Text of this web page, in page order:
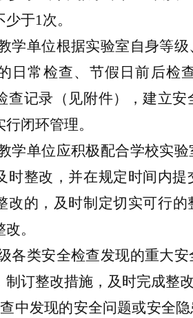
于1次。
学单位根据实验室自身等级
日常检查、节假日前 后检
查记录 （ 见附件）
，建立
行闭环管理。
学单位应积极配合学校实
时整改，并在规定时间内提
改的， 及时制定切实可行的
改。
各类安全检查发现的重大安
订整改措施， 及时完成整
中发现的安全问题或安全